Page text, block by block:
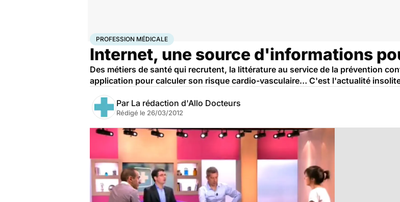
AccueilSantéMaladiesProfession médicale
PROFESSION MÉDICALE
Internet, une source d'informations
Des métiers de santé qui recrutent, la littérature au service de la prévention
application pour calculer son risque cardio-vasculaire… C'est l'actualité
Par La rédaction d'Allo Docteurs
Rédigé le 26/03/2012